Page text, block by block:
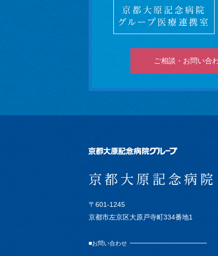
ご相談・お問い合
〒601-1245
京都市左京区大原戸寺町334番地1
お問い合わせ